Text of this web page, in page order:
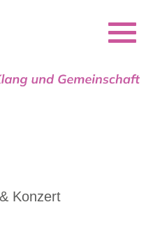
Konzert